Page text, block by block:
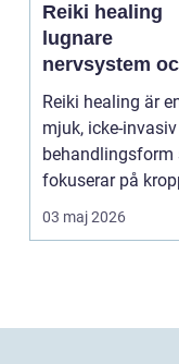
Reiki healing
lugnare
nervsystem
djupare
återhämtning
Reiki healing är
mjuk, icke-invasiv
behandlingsform
fokuserar på
egen förmåga att
03 maj 2026